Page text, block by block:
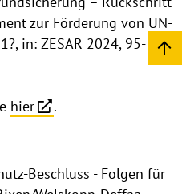
zur Förderung von UN-
in: ZESAR 2024, 95-
hier .
Beschluss - Folgen für